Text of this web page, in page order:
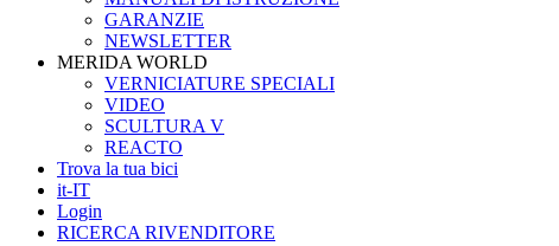
GARANZIE
NEWSLETTER
MERIDA WORLD
VERNICIATURE SPECIALI
VIDEO
SCULTURA V
REACTO
Trova la tua bici
it-IT
Login
RICERCA RIVENDITORE